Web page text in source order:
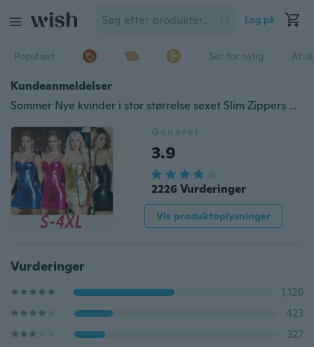
Log på
Populært Set for nylig At
Kundeanmeldelser
Sommer Nye kvinder i stor størrelse sexet Slim Zippers Hængsler Mini kjole
Generel
3.9
2226 Vurderinger
Vis produktoplysninger
Vurderinger
1,126
423
327